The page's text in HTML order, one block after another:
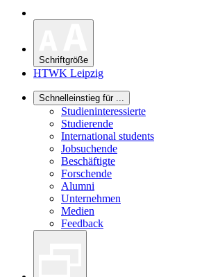
Schriftgröße
HTWK Leipzig
Schnelleinstieg für ...
Studieninteressierte
Studierende
International students
Jobsuchende
Beschäftigte
Forschende
Alumni
Unternehmen
Medien
Feedback